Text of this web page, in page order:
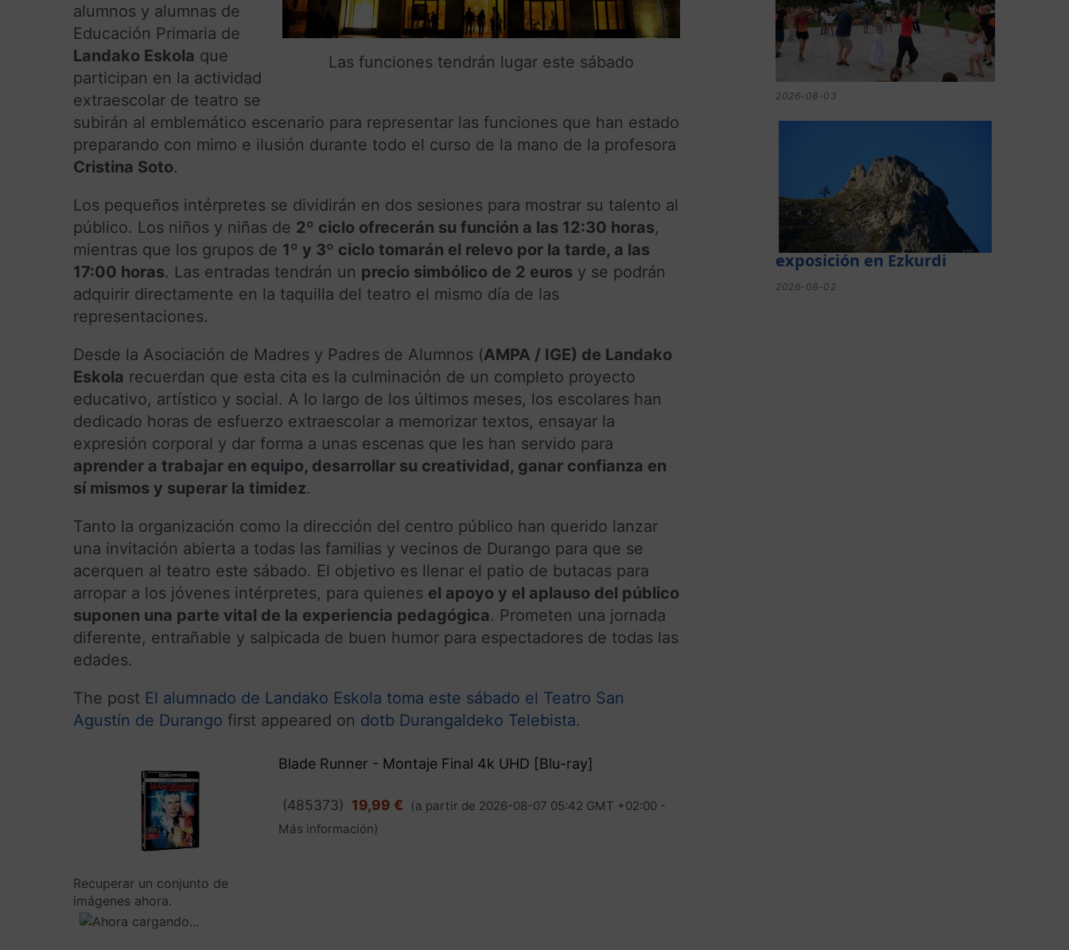
Las funciones tendrán lugar este sábado
alumnos y alumnas de
Educación Primaria de
Landako Eskola que
participan en la actividad
extraescolar de teatro se
subirán al emblemático escenario para representar las funciones que han estado
preparando con mimo e ilusión durante todo el curso de la mano de la profesora
Cristina Soto.
Los pequeños intérpretes se dividirán en dos sesiones para mostrar su talento al
público. Los niños y niñas de 2º ciclo ofrecerán su función a las 12:30 horas,
mientras que los grupos de 1º y 3º ciclo tomarán el relevo por la tarde, a las
17:00 horas. Las entradas tendrán un precio simbólico de 2 euros y se podrán
adquirir directamente en la taquilla del teatro el mismo día de las
representaciones.
Desde la Asociación de Madres y Padres de Alumnos (AMPA / IGE) de Landako
Eskola recuerdan que esta cita es la culminación de un completo proyecto
educativo, artístico y social. A lo largo de los últimos meses, los escolares han
dedicado horas de esfuerzo extraescolar a memorizar textos, ensayar la
expresión corporal y dar forma a unas escenas que les han servido para
aprender a trabajar en equipo, desarrollar su creatividad, ganar confianza en
sí mismos y superar la timidez.
Tanto la organización como la dirección del centro público han querido lanzar
una invitación abierta a todas las familias y vecinos de Durango para que se
acerquen al teatro este sábado. El objetivo es llenar el patio de butacas para
arropar a los jóvenes intérpretes, para quienes el apoyo y el aplauso del público
suponen una parte vital de la experiencia pedagógica. Prometen una jornada
diferente, entrañable y salpicada de buen humor para espectadores de todas las
edades.
The post El alumnado de Landako Eskola toma este sábado el Teatro San
Agustín de Durango first appeared on dotb Durangaldeko Telebista.
Recuperar un conjunto de
imágenes ahora.
Blade Runner - Montaje Final 4k UHD [Blu-ray]
(485373) 19,99 €
(a partir de 2026-08-07 05:42 GMT +02:00 -
Más información)
Gerediaga inicia sus fiestas
con una cena y la romería
de Ansorregi eta Larrañaga
2026-08-03
Las «Peñas del
Duranguesado»,
protagonistas de la nueva
exposición en Ezkurdi
2026-08-02